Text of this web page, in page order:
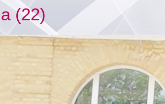
(22)